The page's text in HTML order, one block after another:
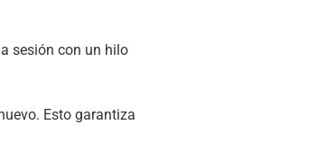
sesión con un hilo
Esto garantiza